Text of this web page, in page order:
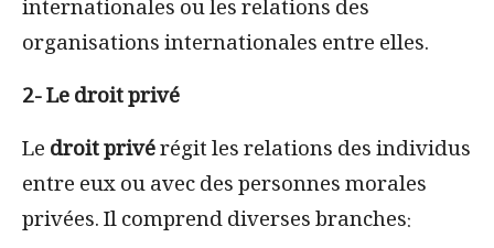
internationales ou les relations des
organisations internationales entre elles.
2- Le droit privé
Ledroit privérégit les relations des individus
entre eux ou avec des personnes morales
privées. Il comprend diverses branches: